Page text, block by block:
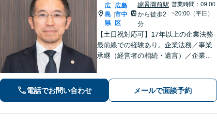
広
島
県
|
広島
市中
区
縮景園前駅
から徒歩2
分
営業時間：09:00
~20:00（平日）
【土日祝対応可】17年以上の企業法務
最前線での経験あり。企業法務／事業
承継（経営者の相続・遺言）／企業の
験を活かした的確な対応で、企業の発
展と経営をサポート。顧問契約もお任
電話でお問い合わせ メールで面談予約